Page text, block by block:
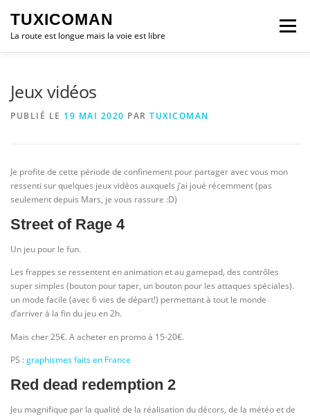
contenu
TUXICOMAN
La route est longue mais la voie est libre
Menu
Jeux vidéos
PUBLIÉ LE 19 MAI 2020 PAR TUXICOMAN
Je profite de cette période de confinement pour partager avec vous mon
ressenti sur quelques jeux vidéos auxquels j’ai joué récemment (pas
seulement depuis Mars, je vous rassure :D)
Street of Rage 4
Un jeu pour le fun.
Les frappes se ressentent en animation et au gamepad, des contrôles
super simples (bouton pour taper, un bouton pour les attaques spéciales).
un mode facile (avec 6 vies de départ!) permettant à tout le monde
d’arriver à la fin du jeu en 2h.
Mais cher 25€. A acheter en promo à 15-20€.
PS :graphismes faits en France
Red dead redemption 2
Jeu magnifique par la qualité de la réalisation du décors, de la météo et de